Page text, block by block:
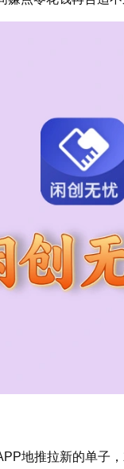
地推拉新的单子